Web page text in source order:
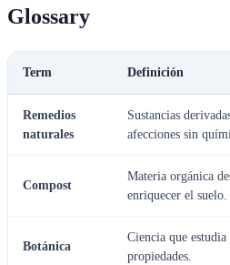
Glossary
Term Definición
Remedios
naturales
Sustancias
afecciones sin
Compost
Materia orgánica
enriquecer el suelo.
Botánica
Ciencia que
propiedades.